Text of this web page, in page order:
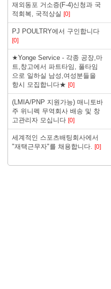
재외동포 거소증(F-4)신청과 국
적회복, 국적상실 [0]
PJ POULTRY에서 구인합니다
[0]
★Yonge Service - 각종 공장,마
트,창고에서 파트타임, 풀타임
으로 일하실 남성,여성분들을
항시 모집합니다★ [0]
(LMIA/PNP 지원가능) 매니토바
주 위니펙 무역회사 배송 및 창
고관리자 모십니다 [0]
세계적인 스포츠배팅회사에서
"재택근무자"를 채용합니다. [0]